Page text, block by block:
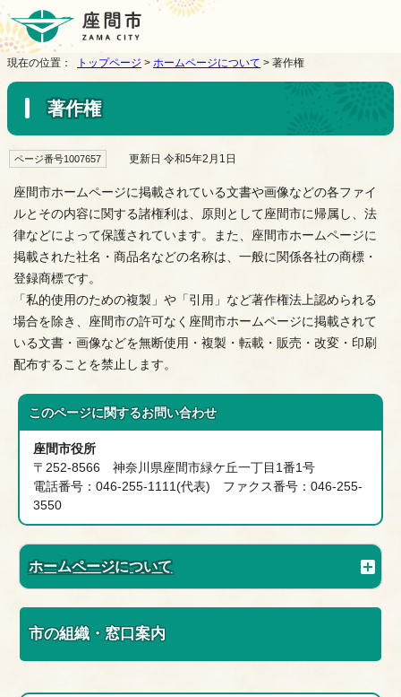
現在の位置： トップページ > ホームページについて > 著作権
著作権
ページ番号1007657 更新日 令和5年2月1日
座間市ホームページに掲載されている文書や画像などの各ファイ
ルとその内容に関する諸権利は、原則として座間市に帰属し、法
律などによって保護されています。また、座間市ホームページに
掲載された社名・商品名などの名称は、一般に関係各社の商標・
登録商標です。
「私的使用のための複製」や「引用」など著作権法上認められる
場合を除き、座間市の許可なく座間市ホームページに掲載されて
いる文書・画像などを無断使用・複製・転載・販売・改変・印刷
配布することを禁止します。
このページに関するお問い合わせ
座間市役所
〒252-8566 神奈川県座間市緑ケ丘一丁目1番1号
電話番号：046-255-1111(代表) ファクス番号：046-255-
3550
ホームページについて
市の組織・窓口案内